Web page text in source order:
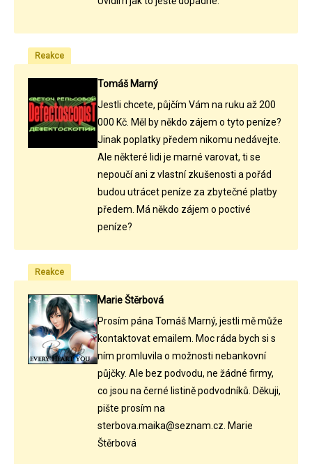
Reakce
Tomáš Marný
Jestli chcete, půjčím Vám na ruku až 200
000 Kč. Měl by někdo zájem o tyto peníze?
Jinak poplatky předem nikomu nedávejte.
Ale některé lidi je marné varovat, ti se
nepoučí ani z vlastní zkušenosti a pořád
budou utrácet peníze za zbytečné platby
předem. Má někdo zájem o poctivé
peníze?
Reakce
Marie Štěrbová
Prosím pána Tomáš Marný, jestli mě může
kontaktovat emailem. Moc ráda bych si s
ním promluvila o možnosti nebankovní
půjčky. Ale bez podvodu, ne žádné firmy,
co jsou na černé listině podvodníků. Děkuji,
pište prosím na
sterbova.maika@seznam.cz. Marie
Štěrbová